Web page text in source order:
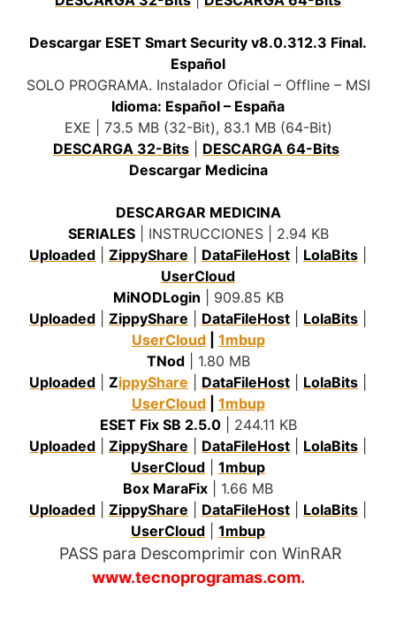
Descargar ESET Smart Security v8.0.312.3 Final.
Español
SOLO PROGRAMA. Instalador Oficial – Offline – MSI
Idioma: Español – España
EXE | 73.5 MB (32-Bit), 83.1 MB (64-Bit)
DESCARGA 32-Bits
DESCARGA 64-Bits
Descargar Medicina
DESCARGAR MEDICINA
SERIALES| INSTRUCCIONES | 2.94 KB
Uploaded
ZippyShare DataFileHost LolaBits
UserCloud
MiNODLogin | 909.85 KB
Uploaded
ZippyShare DataFileHost LolaBits
UserCloud| 1mbup
TNod| 1.80 MB
Uploaded
ZippyShare DataFileHost LolaBits
UserCloud| 1mbup
ESET Fix SB 2.5.0| 244.11 KB
Uploaded
ZippyShare DataFileHost LolaBits
UserCloud
1mbup
Box MaraFix | 1.66 MB
Uploaded
ZippyShare DataFileHost LolaBits
UserCloud
1mbup
PASS para Descomprimir con WinRAR
www.tecnoprogramas.com.